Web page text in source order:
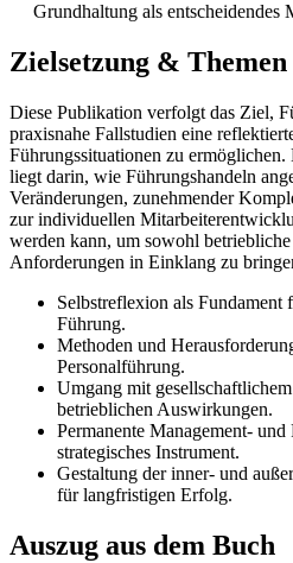
Grundhaltung als entscheidendes
Zielsetzung & Themen
Diese Publikation verfolgt das Ziel,
praxisnahe Fallstudien eine
Führungssituationen zu
liegt darin, wie Führungshandeln
Veränderungen, zunehmender
zur individuellen
werden kann, um sowohl betriebliche
Anforderungen in Einklang zu
Selbstreflexion als Fundament
Führung.
Methoden und
Personalführung.
Umgang mit
betrieblichen Auswirkungen.
Permanente Management-
strategisches Instrument.
Gestaltung der inner- und
für langfristigen Erfolg.
Auszug aus dem Buch